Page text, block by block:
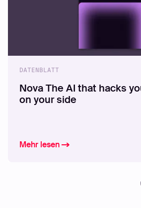
DATENBLATT
Nova The AI that hacks
on your side
Mehr lesen